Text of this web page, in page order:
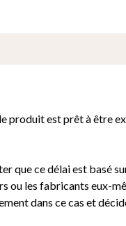
le produit est prêt à être
que ce délai est basé
ou les fabricants eux-
dans ce cas et